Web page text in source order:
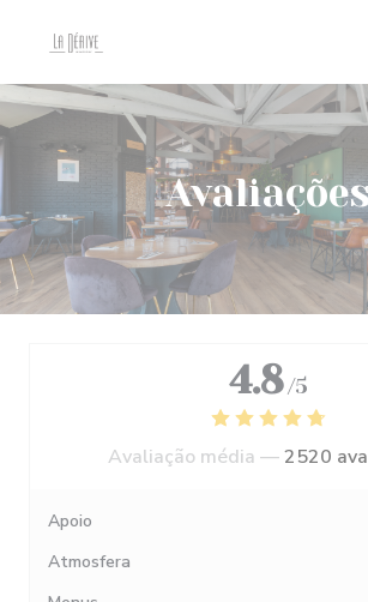
Avaliações
4.8 /5
Avaliação média —2520
Apoio
Atmosfera